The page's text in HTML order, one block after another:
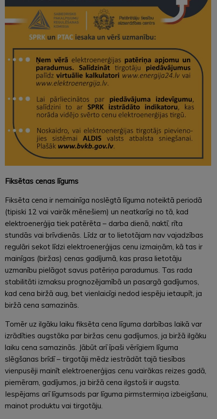
Fiksētas cenas līgums
Fiksēta cena ir nemainīga noslēgtā līguma noteiktā periodā
(tipiski 12 vai vairāk mēnešiem) un neatkarīgi no tā, kad
elektroenerģija tiek patērēta – darba dienā, naktī, rīta
stundās vai brīvdienās. Līdz ar to lietotājam nav vajadzības
regulāri sekot līdzi elektroenerģijas cenu izmaiņām, kā tas ir
mainīgas (biržas) cenas gadījumā, kas prasa lietotāju
uzmanību pielāgot savus patēriņa paradumus. Tas rada
stabilitāti izmaksu prognozējamībā un pasargā gadījumos,
kad cena biržā aug, bet vienlaicīgi nedod iespēju ietaupīt, ja
biržā cena samazinās.
Tomēr uz ilgāku laiku fiksēta cena līguma darbības laikā var
izrādīties augstāka par biržas cenu gadījumos, ja biržā ilgāku
laiku cena samazinās. Jābūt arī īpaši vērīgiem līguma
slēgšanas brīdī – tirgotāji mēdz iestrādāt tajā tiesības
vienpusēji mainīt elektroenerģijas cenu vairākas reizes gadā,
piemēram, gadījumos, ja biržā cena ilgstoši ir augsta.
Iespējams arī līgumsods par līguma pirmstermiņa izbeigšanu,
mainot produktu vai tirgotāju.